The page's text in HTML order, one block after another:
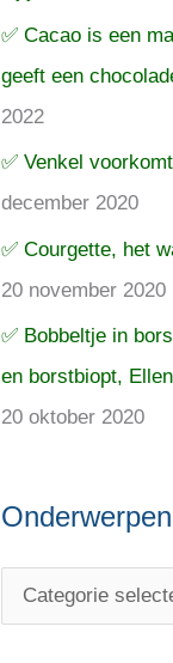
✅ Cacao is een
geeft een
2022
✅ Venkel
december 2020
✅ Courgette, het
20 november 2020
✅ Bobbeltje in
en borstbiopt,
20 oktober 2020
Onderwerpen